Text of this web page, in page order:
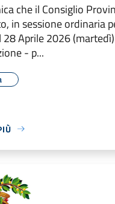
che il Consiglio
in sessione ordinaria
28 Aprile 2026
- p...